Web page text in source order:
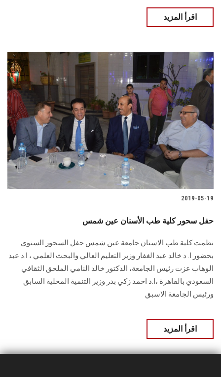
اقرأ المزيد
2019-05-19
حفل سحور كلية طب الأسنان عين شمس
نظمت كلية طب الاسنان جامعة عين شمس حفل السحور السنوي
بحضور ا. د خالد عبد الغفار وزير التعليم العالي والبحث العلمي ، ا.د عبد
الوهاب عزت رئيس الجامعة، الدكتور خالد النامي الملحق الثقافي
السعودي بالقاهرة ،ا.د احمد زكي بدر وزير التنمية المحلية السابق
ورئيس الجامعة الاسبق
اقرأ المزيد